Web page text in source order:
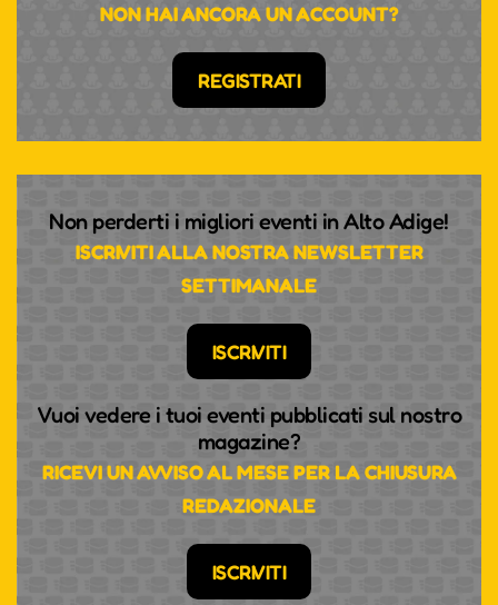
NON HAI ANCORA UN ACCOUNT?
REGISTRATI
Non perderti i migliori eventi in Alto Adige!
ISCRIVITI ALLA NOSTRA NEWSLETTER
SETTIMANALE
ISCRIVITI
Vuoi vedere i tuoi eventi pubblicati sul nostro
magazine?
RICEVI UN AVVISO AL MESE PER LA CHIUSURA
REDAZIONALE
ISCRIVITI